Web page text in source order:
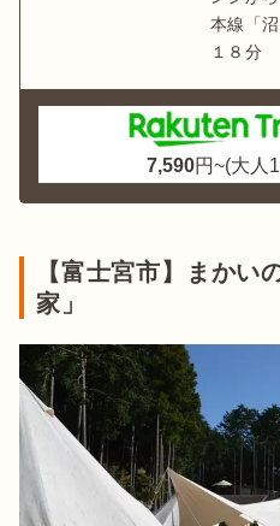
本線「
１８分
7,590円~(大人
【富士宮市】まかい
家」